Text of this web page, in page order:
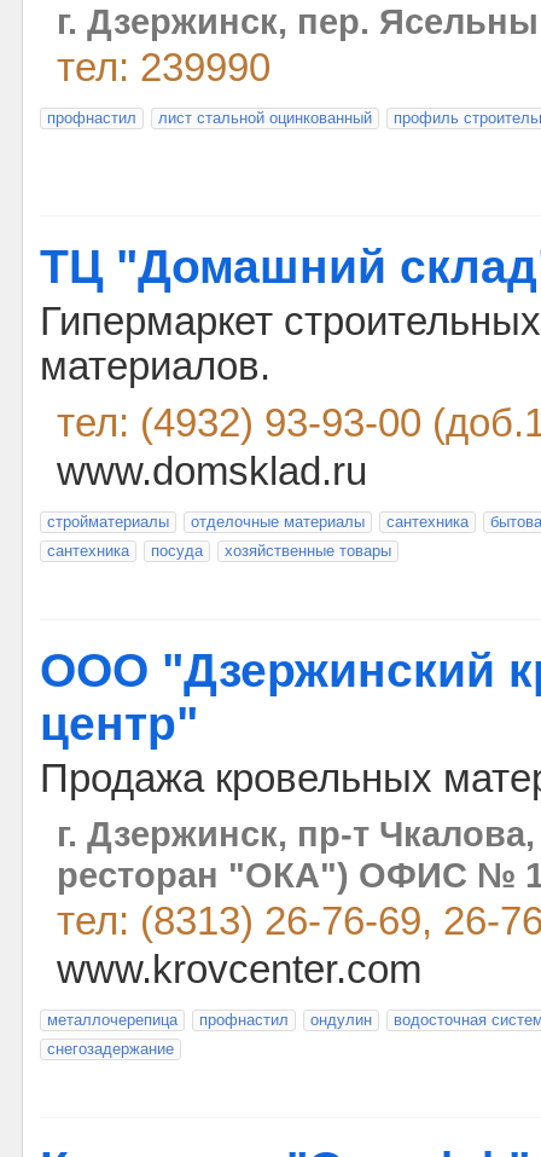
г. Дзержинск, пер.
тел: 239990
профнастил лист стальной оцинкованный профиль
ТЦ "Домашний
Гипермаркет
материалов.
тел: (4932) 93-93-00
www.domsklad.ru
стройматериалы отделочные материалы сантехника
сантехника
посуда хозяйственные товары
ООО "Дзержинский
центр"
Продажа кровельных
г. Дзержинск, пр-т
ресторан "ОКА") ОФИС №
тел: (8313) 26-76-69, 26-
www.krovcenter.com
металлочерепица профнастил ондулин
водосточная
снегозадержание